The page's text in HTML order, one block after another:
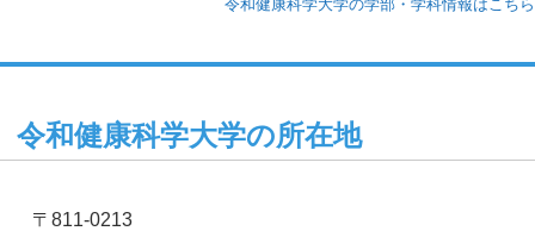
令和健康科学大学の学部・学科情報はこちら
令和健康科学大学の所在地
〒811-0213